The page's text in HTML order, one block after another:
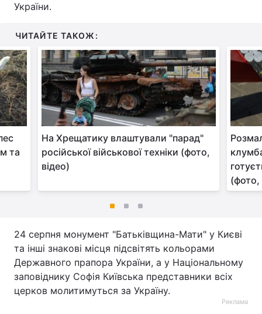
України.
ЧИТАЙТЕ ТАКОЖ:
та
На Хрещатику влаштували "парад"
російської військової техніки (фото,
відео)
(фото,
24 серпня монумент "Батьківщина-Мати" у Києві
та інші знакові місця підсвітять кольорами
Державного прапора України, а у Національному
заповіднику Софія Київська представники всіх
церков молитимуться за Україну.
Реклама